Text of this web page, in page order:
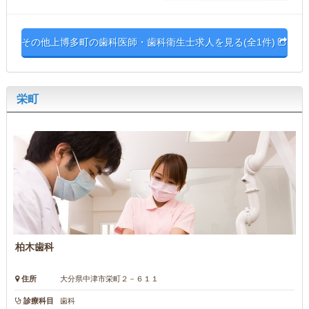
その他上博多町の歯科医師・歯科衛生士求人を見る(全1件)
栄町
柏木歯科
住所 大分県中津市栄町２－６１１
診療科目 歯科